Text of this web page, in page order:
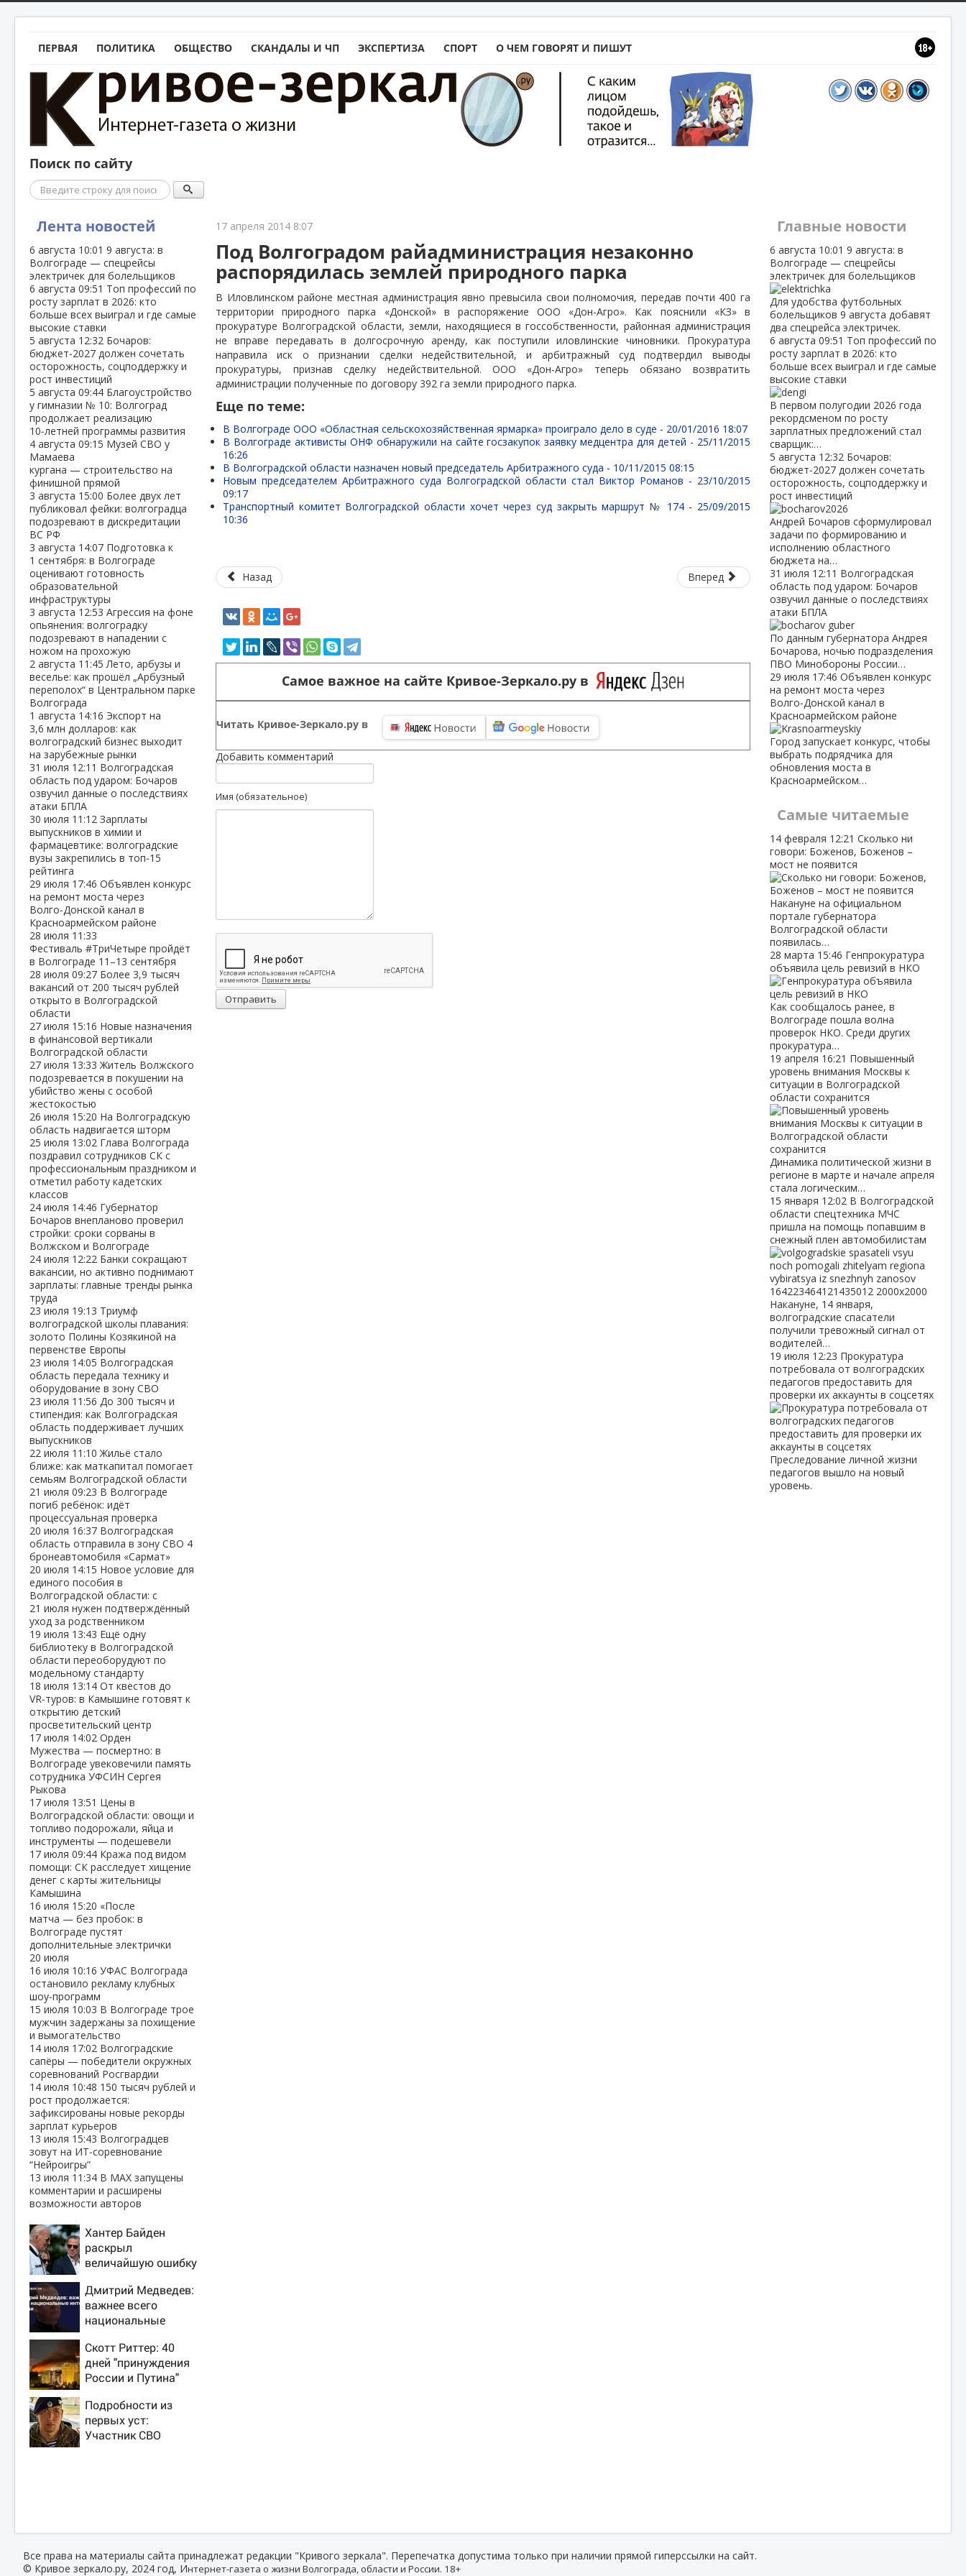
ПЕРВАЯ ПОЛИТИКА ОБЩЕСТВО СКАНДАЛЫ И ЧП ЭКСПЕРТИЗА СПОРТ О ЧЕМ ГОВОРЯТ И ПИШУТ
Поиск по сайту
Поиск
Лента новостей
6 августа 10:01 9 августа: в
Волгограде — спецрейсы
электричек для болельщиков
6 августа 09:51 Топ профессий по
росту зарплат в 2026: кто
больше всех выиграл и где самые
высокие ставки
5 августа 12:32 Бочаров:
бюджет‑2027 должен сочетать
осторожность, соцподдержку и
рост инвестиций
5 августа 09:44 Благоустройство
у гимназии № 10: Волгоград
продолжает реализацию
10‑летней программы развития
4 августа 09:15 Музей СВО у
Мамаева
кургана — строительство на
финишной прямой
3 августа 15:00 Более двух лет
публиковал фейки: волгоградца
подозревают в дискредитации
ВС РФ
3 августа 14:07 Подготовка к
1 сентября: в Волгограде
оценивают готовность
образовательной
инфраструктуры
3 августа 12:53 Агрессия на фоне
опьянения: волгоградку
подозревают в нападении с
ножом на прохожую
2 августа 11:45Лето, арбузы и
веселье: как прошёл „Арбузный
переполох“ в Центральном парке
Волгограда
1 августа 14:16 Экспорт на
3,6 млн долларов: как
волгоградский бизнес выходит
на зарубежные рынки
31 июля 12:11 Волгоградская
область под ударом: Бочаров
озвучил данные о последствиях
атаки БПЛА
30 июля 11:12 Зарплаты
выпускников в химии и
фармацевтике: волгоградские
вузы закрепились в топ‑15
рейтинга
29 июля 17:46 Объявлен конкурс
на ремонт моста через
Волго‑Донской канал в
Красноармейском районе
28 июля 11:33
Фестиваль #ТриЧетыре пройдёт
в Волгограде 11–13 сентября
28 июля 09:27 Более 3,9 тысяч
вакансий от 200 тысяч рублей
открыто в Волгоградской
области
27 июля 15:16 Новые назначения
в финансовой вертикали
Волгоградской области
27 июля 13:33Житель Волжского
подозревается в покушении на
убийство жены с особой
жестокостью
26 июля 15:20 На Волгоградскую
область надвигается шторм
25 июля 13:02 Глава Волгограда
поздравил сотрудников СК с
профессиональным праздником и
отметил работу кадетских
классов
24 июля 14:46 Губернатор
Бочаров внепланово проверил
стройки: сроки сорваны в
Волжском и Волгограде
24 июля 12:22 Банки сокращают
вакансии, но активно поднимают
зарплаты: главные тренды рынка
труда
23 июля 19:13 Триумф
волгоградской школы плавания:
золото Полины Козякиной на
первенстве Европы
23 июля 14:05 Волгоградская
область передала технику и
оборудование в зону СВО
23 июля 11:56 До 300 тысяч и
стипендия: как Волгоградская
область поддерживает лучших
выпускников
22 июля 11:10Жильё стало
ближе: как маткапитал помогает
семьям Волгоградской области
21 июля 09:23 В Волгограде
погиб ребёнок: идёт
процессуальная проверка
20 июля 16:37 Волгоградская
область отправила в зону СВО 4
бронеавтомобиля «Сармат»
20 июля 14:15 Новое условие для
единого пособия в
Волгоградской области: с
21 июля нужен подтверждённый
уход за родственником
19 июля 13:43 Ещё одну
библиотеку в Волгоградской
области переоборудуют по
модельному стандарту
18 июля 13:14 От квестов до
VR‑туров: в Камышине готовят к
открытию детский
просветительский центр
17 июля 14:02 Орден
Мужества — посмертно: в
Волгограде увековечили память
сотрудника УФСИН Сергея
Рыкова
17 июля 13:51 Цены в
Волгоградской области: овощи и
топливо подорожали, яйца и
инструменты — подешевели
17 июля 09:44 Кража под видом
помощи: СК расследует хищение
денег с карты жительницы
Камышина
16 июля 15:20 «После
матча — без пробок: в
Волгограде пустят
дополнительные электрички
20 июля
16 июля 10:16 УФАС Волгограда
остановило рекламу клубных
шоу‑программ
15 июля 10:03 В Волгограде трое
мужчин задержаны за похищение
и вымогательство
14 июля 17:02 Волгоградские
сапёры — победители окружных
соревнований Росгвардии
14 июля 10:48 150 тысяч рублей и
рост продолжается:
зафиксированы новые рекорды
зарплат курьеров
13 июля 15:43 Волгоградцев
зовут на ИТ‑соревнование
“Нейроигры”
13 июля 11:34 В МАХ запущены
комментарии и расширены
возможности авторов
Хантер Байден
раскрыл
величайшую ошибку
бездействие против
Трампа
Дмитрий Медведев:
важнее всего
национальные
Скотт Риттер: 40
дней "принуждения
России и Путина"
крах режима
Зеленского
Подробности из
первых уст:
Участник СВО
17 апреля 2014 8:07
Под Волгоградом райадминистрация незаконно
распорядилась землей природного парка
В Иловлинском районе местная администрация явно превысила свои полномочия, передав почти 400 га
территории природного парка «Донской» в распоряжение ООО «Дон-Агро». Как пояснили «КЗ» в
прокуратуре Волгоградской области, земли, находящиеся в госсобственности, районная администрация
не вправе передавать в долгосрочную аренду, как поступили иловлинские чиновники. Прокуратура
направила иск о признании сделки недействительной, и арбитражный суд подтвердил выводы
прокуратуры, признав сделку недействительной. ООО «Дон-Агро» теперь обязано возвратить
администрации полученные по договору 392 га земли природного парка.
Еще по теме:
В Волгограде ООО «Областная сельскохозяйственная ярмарка» проиграло дело в суде - 20/01/2016 18:07
В Волгограде активисты ОНФ обнаружили на сайте госзакупок заявку медцентра для детей - 25/11/2015
16:26
В Волгоградской области назначен новый председатель Арбитражного суда - 10/11/2015 08:15
Новым председателем Арбитражного суда Волгоградской области стал Виктор Романов - 23/10/2015
09:17
Транспортный комитет Волгоградской области хочет через суд закрыть маршрут № 174 - 25/09/2015
10:36
Назад Вперед
Самое важное на сайте Кривое-Зеркало.ру в
Читать Кривое-Зеркало.ру в
Добавить комментарий
Имя (обязательное)
Отправить
Главные новости
6 августа 10:01 9 августа: в
Волгограде — спецрейсы
электричек для болельщиков
Для удобства футбольных
болельщиков 9 августа добавят
два спецрейса электричек.
6 августа 09:51 Топ профессий по
росту зарплат в 2026: кто
больше всех выиграл и где самые
высокие ставки
В первом полугодии 2026 года
рекордсменом по росту
зарплатных предложений стал
сварщик:…
5 августа 12:32 Бочаров:
бюджет‑2027 должен сочетать
осторожность, соцподдержку и
рост инвестиций
Андрей Бочаров сформулировал
задачи по формированию и
исполнению областного
бюджета на…
31 июля 12:11 Волгоградская
область под ударом: Бочаров
озвучил данные о последствиях
атаки БПЛА
По данным губернатора Андрея
Бочарова, ночью подразделения
ПВО Минобороны России…
29 июля 17:46 Объявлен конкурс
на ремонт моста через
Волго‑Донской канал в
Красноармейском районе
Город запускает конкурс, чтобы
выбрать подрядчика для
обновления моста в
Красноармейском…
Самые читаемые
14 февраля 12:21 Сколько ни
говори: Боженов, Боженов –
мост не появится
Накануне на официальном
портале губернатора
Волгоградской области
появилась…
28 марта 15:46 Генпрокуратура
объявила цель ревизий в НКО
Как сообщалось ранее, в
Волгограде пошла волна
проверок НКО. Среди других
прокуратура…
19 апреля 16:21 Повышенный
уровень внимания Москвы к
ситуации в Волгоградской
области сохранится
Динамика политической жизни в
регионе в марте и начале апреля
стала логическим…
15 января 12:02 В Волгоградской
области спецтехника МЧС
пришла на помощь попавшим в
снежный плен автомобилистам
Накануне, 14 января,
волгоградские спасатели
получили тревожный сигнал от
водителей…
19 июля 12:23 Прокуратура
потребовала от волгоградских
педагогов предоставить для
проверки их аккаунты в соцсетях
Преследование личной жизни
педагогов вышло на новый
уровень.
Все права на материалы сайта принадлежат редакции "Кривого зеркала". Перепечатка допустима только при наличии прямой гиперссылки на сайт.
© Кривое зеркало.ру, 2024 год, Интернет-газета о жизни Волгограда, области и России. 18+